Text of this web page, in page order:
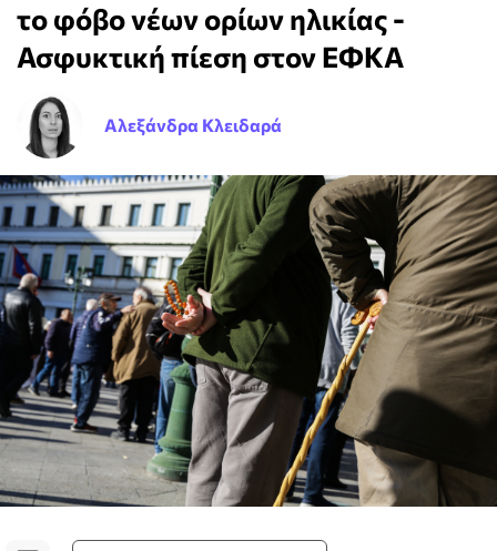
το φόβο νέων ορίων ηλικίας -
Ασφυκτική πίεση στον ΕΦΚΑ
Αλεξάνδρα Κλειδαρά